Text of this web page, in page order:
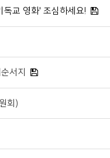
독교 영화' 조심하세요!
서지
회)